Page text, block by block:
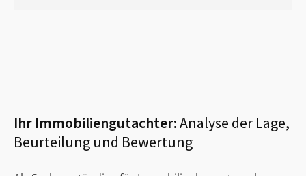
Ihr Immobiliengutachter:Analyse der Lage,
Beurteilung und Bewertung